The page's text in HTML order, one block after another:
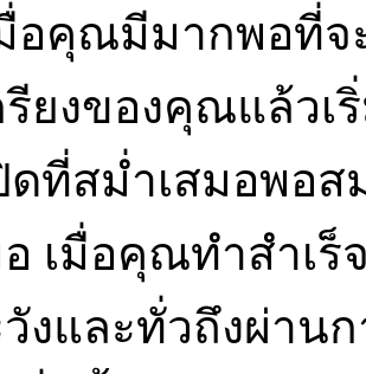
อคุณมีมากพอที่จ
รียงของคุณแล้ว
ที่สม่ำเสมอพอส
เมื่อคุณทำสำเร็
งและทั่วถึงผ่าน